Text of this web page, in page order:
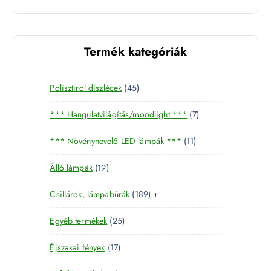
Termék kategóriák
Polisztirol díszlécek 454
5
t
e
r
m
k
*** Hangulatvilágítás/moodlight *** 77
t
r
é
*** Növénynevelő LED lámpák *** 111
1
e
m
k
Álló lámpák 191
9
t
e
r
m
é
k
Csillárok, lámpabúrák 1891
8
t
r
+
Egyéb termékek 252
5
e
Éjszakai fények 171
7